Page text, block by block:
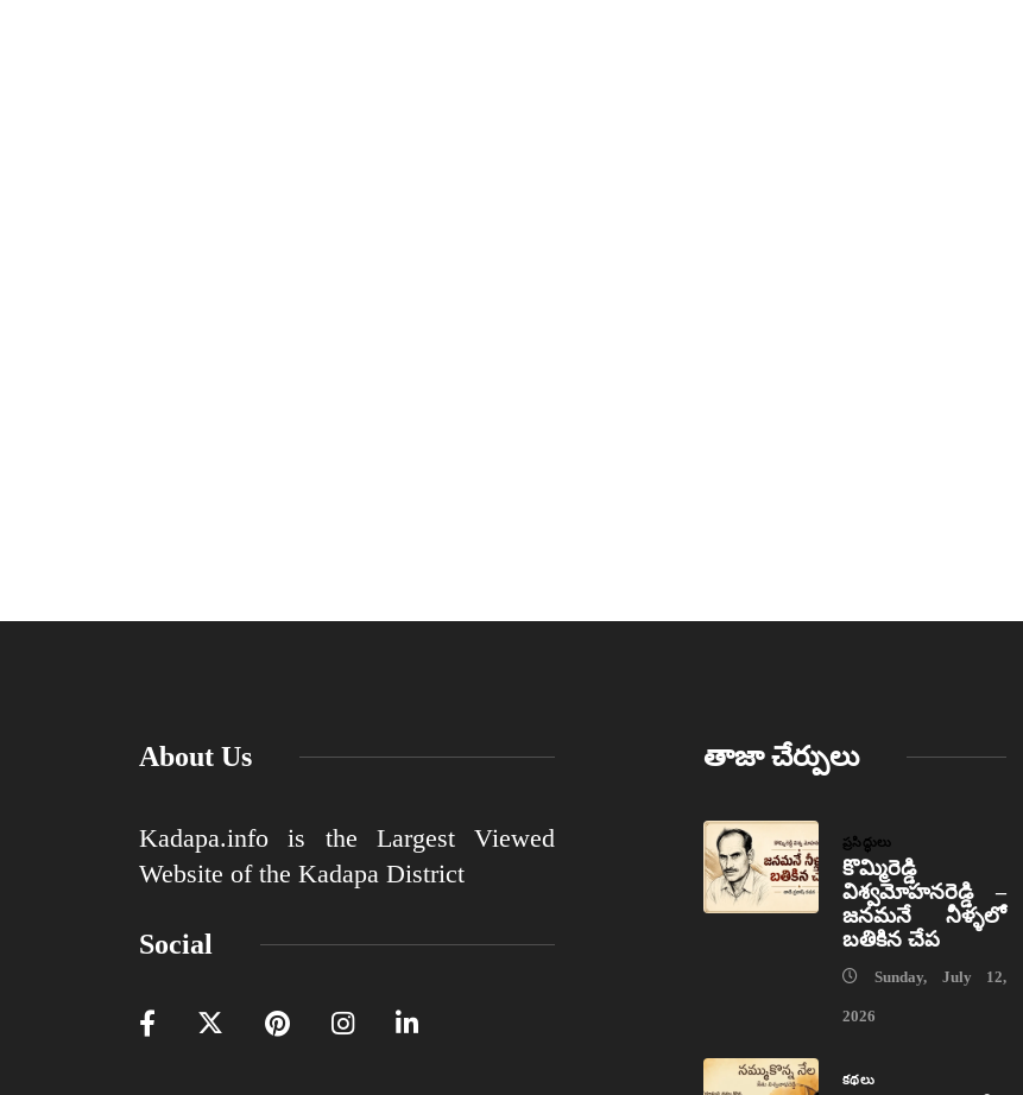
About Us
Kadapa.info is the Largest Viewed
Website of the Kadapa District
Social
తాజా చేర్పులు
ప్రసిద్ధులు
కొమ్మిరెడ్డి
విశ్వమోహనరెడ్డి –
జనమనే నీళ్ళలో
బతికిన చేప
Sunday, July 12,
2026
కథలు